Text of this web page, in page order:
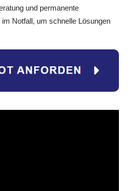
und permanente
Notfall, um schnelle Lösungen